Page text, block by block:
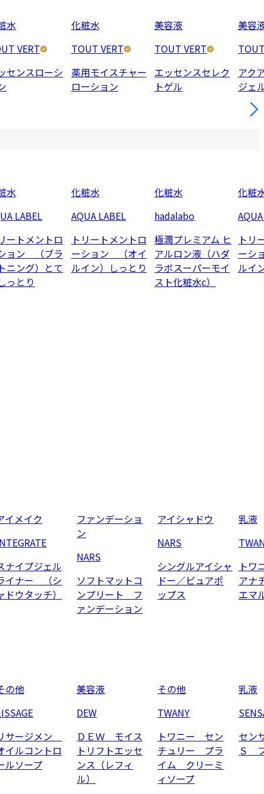
水
VERT
センスローシ
化粧水
TOUT VERT
薬用モイスチャー
ローション
美容液
TOUT VERT
エッセンスセレク
トゲル
美容
アク
ジェ
水
LABEL
ートメントロ
ョン （ブラ
ニング）とて
っとり
化粧水
AQUA LABEL
トリートメントロ
ーション （オイ
ルイン）しっとり
化粧水
hadalabo
極潤プレミアム ヒ
アルロン液（ハダ
ラボスーパーモイ
スト化粧水c）
化粧
トリ
ーシ
ルイ
イメイク
ナイプジェル
イナー （シ
ドウタッチ）
ファンデーショ
ン
NARS
ソフトマットコ
ンプリート フ
ァンデーション
アイシャドウ
NARS
シングルアイシャ
ドー／ピュアポ
ップス
乳液
ト
アナ
エマ
の他
サージメン
イルコントロ
ルソープ
美容液
DEW
ＤＥＷ モイス
トリフトエッセ
ンス（レフィ
ル）
その他
TWANY
トワニー セン
チュリー プラ
イム クリーミ
ィソープ
乳液
セン
Ｓ